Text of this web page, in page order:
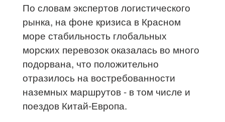
По словам экспертов логистического
рынка, на фоне кризиса в Красном
море стабильность глобальных
морских перевозок оказалась во много
подорвана, что положительно
отразилось на востребованности
наземных маршрутов - в том числе и
поездов Китай-Европа.